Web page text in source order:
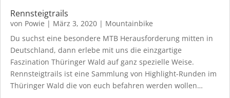
Rennsteigtrails
von Powie | März 3, 2020 | Mountainbike
Du suchst eine besondere MTB Herausforderung mitten in
Deutschland, dann erlebe mit uns die einzgartige
Faszination Thüringer Wald auf ganz spezielle Weise.
Rennsteigtrails ist eine Sammlung von Highlight-Runden im
Thüringer Wald die von euch befahren werden wollen…